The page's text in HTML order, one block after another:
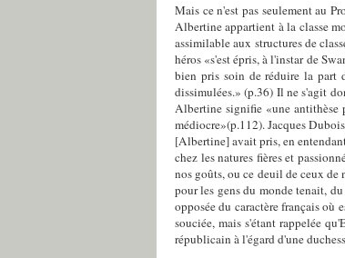
Mais ce n'est pas seulement au
Albertine appartient à la classe
assimilable aux structures de
héros «s'est épris, à l'instar de
bien pris soin de réduire la part
dissimulées.» (p.36) Il ne s'agit
Albertine signifie «une antithèse
médiocre»(p.112). Jacques
[Albertine] avait pris, en
chez les natures fières et
nos goûts, ou ce deuil de ceux
pour les gens du monde tenait,
opposée du caractère français où
souciée, mais s'étant rappelée
républicain à l'égard d'une